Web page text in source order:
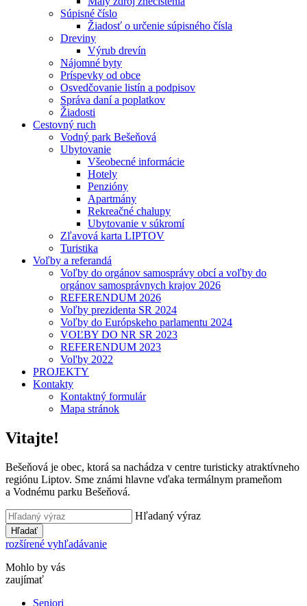
Súpisné číslo
Žiadosť o určenie súpisného čísla
Dreviny
Výrub drevín
Nájomné byty
Príspevky od obce
Osvedčovanie listín a podpisov
Správa daní a poplatkov
Žiadosti
Cestovný ruch
Vodný park Bešeňová
Ubytovanie
Všeobecné informácie
Hotely
Penzióny
Apartmány
Rekreačné chalupy
Ubytovanie v súkromí
Zľavová karta LIPTOV
Turistika
Voľby a referandá
Voľby do orgánov samosprávy obcí a voľby do
orgánov samosprávnych krajov 2026
REFERENDUM 2026
Voľby prezidenta SR 2024
Voľby do Európskeho parlamentu 2024
VOĽBY DO NR SR 2023
REFERENDUM 2023
Vol'by 2022
PROJEKTY
Kontakty
Kontaktný formulár
Mapa stránok
Vitajte!
Bešeňová je obec, ktorá sa nachádza v centre turisticky atraktívneho
regiónu Liptov. Sme známi hlavne vďaka termálnym prameňom
a Vodnému parku Bešeňová.
Hľadaný výraz
Hľadať
rozšírené vyhľadávanie
Mohlo by vás
zaujímať
Seniori